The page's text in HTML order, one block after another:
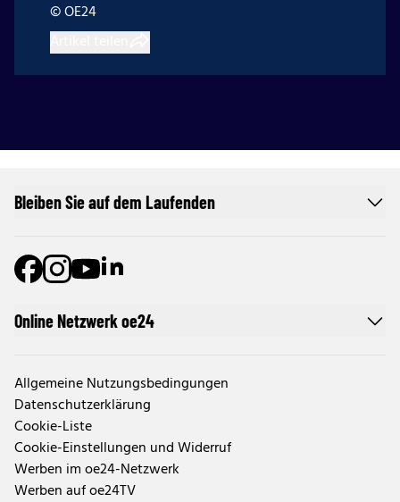
© OE24
Online Netzwerk oe24
Allgemeine Nutzungsbedingungen
Datenschutzerklärung
Cookie-Liste
Cookie-Einstellungen und Widerruf
Werben im oe24-Netzwerk
Werben auf oe24TV
Bleiben Sie auf dem Laufenden